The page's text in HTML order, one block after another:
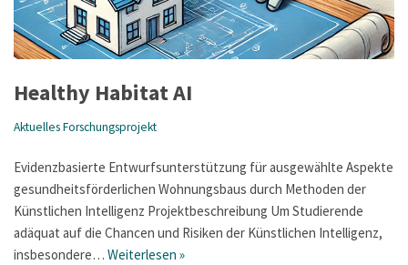
Healthy Habitat AI
Aktuelles Forschungsprojekt
Evidenzbasierte Entwurfsunterstützung für ausgewählte Aspekte
gesundheitsförderlichen Wohnungsbaus durch Methoden der
Künstlichen Intelligenz Projektbeschreibung Um Studierende
adäquat auf die Chancen und Risiken der Künstlichen Intelligenz,
insbesondere… Weiterlesen »